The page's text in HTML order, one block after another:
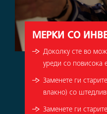
МЕРКИ СО
Доколку сте во
уреди со повисока
Заменете ги
влакно) со
Заменете ги